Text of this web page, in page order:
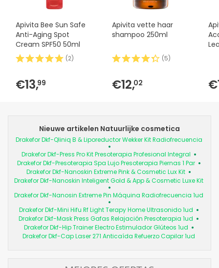
Apivita Bee Sun Safe
Anti-Aging Spot
Cream SPF50 50ml
(2)
€13,99
Apivita vette haar
shampoo 250ml
(5)
€12,02
Nieuwe artikelen Natuurlijke cosmetica
Drakefor Dkf-Qliniq B & Liporeductor Wekker Kit Radiofrecuencia
Drakefor Dkf-Press Pro Kit Presoterapia Profesional Integral
Drakefor Dkf-Presoterapia Spa Lujo Presoterapia Piernas 1 Par
Drakefor Dkf-Nanoskin Extreme Pink & Cosmetic Lux Kit
Drakefor Dkf-Nanoskin Inteligent Gold & App & Cosmetic Luxe Kit
Drakefor Dkf-Nanosin Extreme Pin Máquina Radiofrecuencia 1ud
Drakefor Dkf-Mini Hifu Rf Light Terapy Home Ultrasonido 1ud
Drakefor Dkf-Mask Press Gafas Relajación Presoterapia 1ud
Drakefor Dkf-Hip Trainer Electro Estimulador Glúteos 1ud
Drakefor Dkf-Cap Laser 271 Anticaída Refuerzo Capilar 1ud